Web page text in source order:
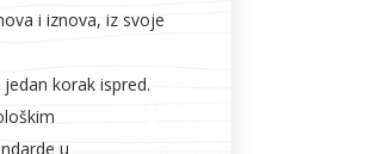
i iznova, iz svoje
korak ispred.
u